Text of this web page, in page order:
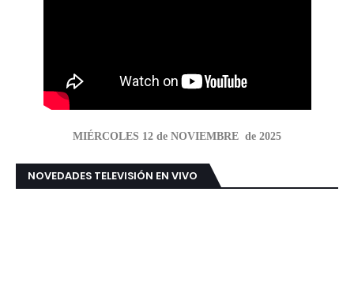
MIÉRCOLES 12 de NOVIEMBRE de 2025
NOVEDADES TELEVISIÓN EN VIVO